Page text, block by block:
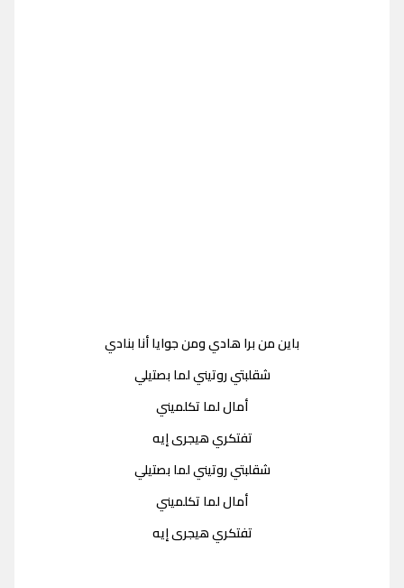
باين من برا هادي ومن جوايا أنا بنادي
شقلبتي روتيني لما بصتيلي
أمال لما تكلميني
تفتكري هيجرى إيه
شقلبتي روتيني لما بصتيلي
أمال لما تكلميني
تفتكري هيجرى إيه